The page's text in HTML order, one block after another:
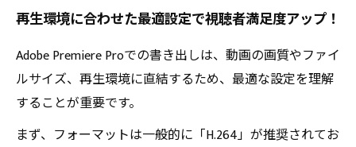
再生環境に合わせた最適設定で視聴者満足度アップ！
Adobe Premiere Proでの書き出しは、動画の画質やファイ
ルサイズ、再生環境に直結するため、最適な設定を理解
することが重要です。
まず、フォーマットは一般的に「H.264」が推奨されてお